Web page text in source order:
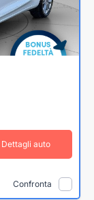
Dettagli auto
Confronta